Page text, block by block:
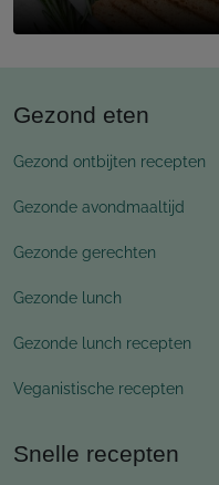
Gezond eten
Gezond ontbijten recepten
Gezonde avondmaaltijd
Gezonde gerechten
Gezonde lunch
Gezonde lunch recepten
Veganistische recepten
Snelle recepten